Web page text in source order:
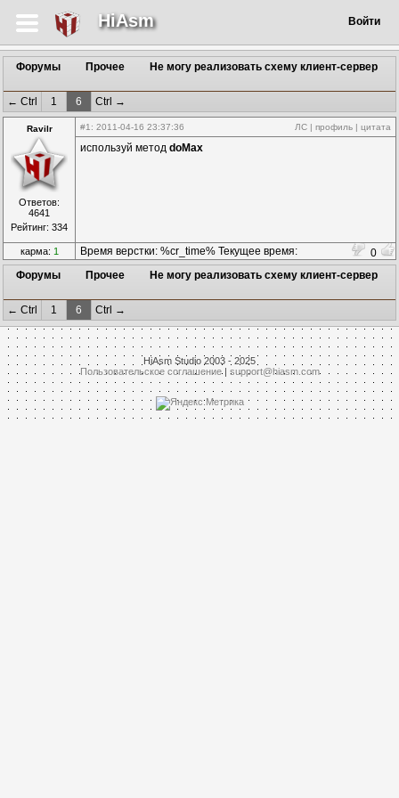
HiAsm Войти
Форумы Прочее Не могу реализовать схему клиент-сервер
← Ctrl 1 6 Ctrl →
Ravilr
Ответов:
4641
Рейтинг: 334
#1 : 2011-04-16 23:37:36 ЛС | профиль | цитата
используй метод doMax
карма: 1
Время верстки: %cr_time% Текущее время:
%time%
0
Форумы
Прочее Не могу реализовать схему клиент-сервер
← Ctrl 1 6 Ctrl →
HiAsm Studio 2003 - 2025
Пользовательское соглашение| support@hiasm.com